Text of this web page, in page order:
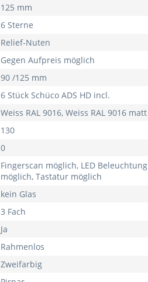
125 mm
6 Sterne
Relief-Nuten
Gegen Aufpreis möglich
90 /125 mm
6 Stück Schüco ADS HD incl.
Weiss RAL 9016, Weiss RAL 9016 matt
130
0
Fingerscan möglich, LED Beleuchtung
möglich, Tastatur möglich
kein Glas
3 Fach
Ja
Rahmenlos
Zweifarbig